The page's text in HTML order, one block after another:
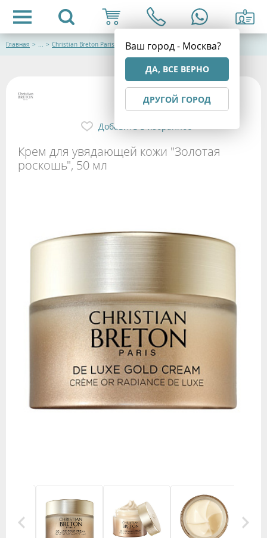
Ваш город - Москва?
ДА, ВСЕ ВЕРНО
ДРУГОЙ ГОРОД
Главная > ... > Christian Breton Paris (Франция) Космецевтика
Крем для увядающей кожи "Золотая
роскошь", 50 мл
Добавить в избранное